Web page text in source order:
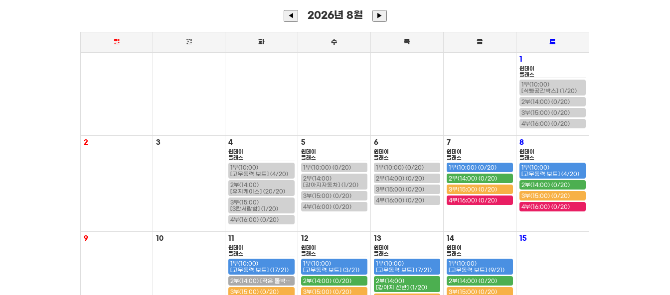
◀ 2026년 8월 ▶
일 월 화 수 목 금 토
1
원데이
클래스
1부(10:00)
[식빵공간박스] (1/20)
2부(14:00) (0/20)
3부(15:00) (0/20)
4부(16:00) (0/20)
2 3 4
원데이
클래스
1부(10:00)
[고무동력 보트] (4/20)
2부(14:00)
[휴지케이스] (20/20)
3부(15:00)
[3칸서랍함] (1/20)
4부(16:00) (0/20)
5
원데이
클래스
1부(10:00) (0/20)
2부(14:00)
[강아지자동차] (1/20)
3부(15:00) (0/20)
4부(16:00) (0/20)
6
원데이
클래스
1부(10:00) (0/20)
2부(14:00) (0/20)
3부(15:00) (0/20)
4부(16:00) (0/20)
7
원데이
클래스
1부(10:00) (0/20)
2부(14:00) (0/20)
3부(15:00) (0/20)
4부(16:00) (0/20)
8
원데이
클래스
1부(10:00)
[고무동력 보트] (4/20)
2부(14:00) (0/20)
3부(15:00) (0/20)
4부(16:00) (0/20)
9 10 11
원데이
클래스
1부(10:00)
[고무동력 보트] (17/21)
2부(14:00) [작은 툴박스] (20/20) (마감)
3부(15:00) (0/20)
12
원데이
클래스
1부(10:00)
[고무동력 보트] (3/21)
2부(14:00) (0/20)
3부(15:00) (0/20)
13
원데이
클래스
1부(10:00)
[고무동력 보트] (7/21)
2부(14:00)
[강아지 선반] (1/20)
14
원데이
클래스
1부(10:00)
[고무동력 보트] (9/21)
2부(14:00) (0/20)
3부(15:00) (0/20)
15